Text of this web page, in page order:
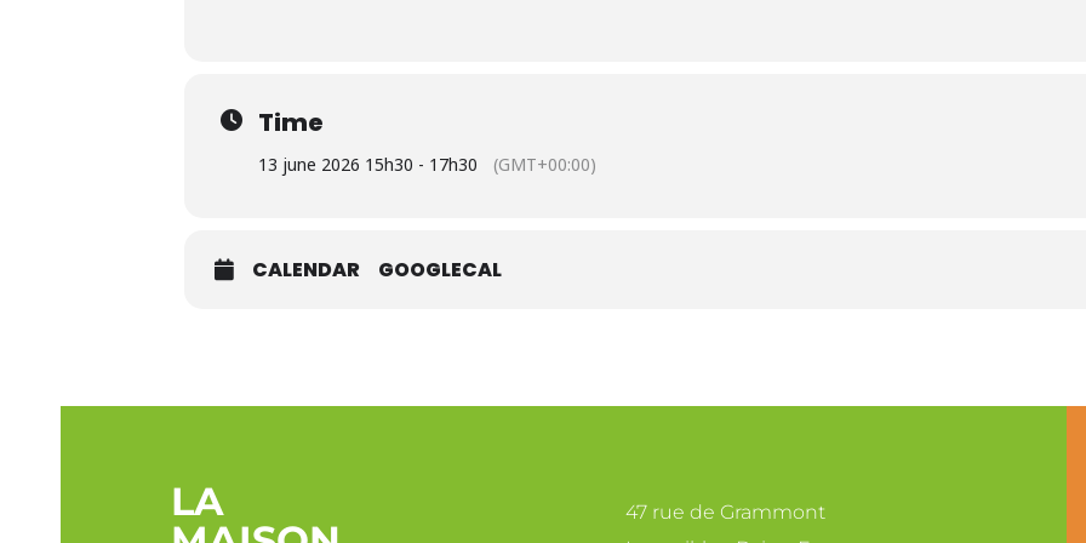
Time
13 june 2026 15h30 - 17h30 (GMT+00:00)
CALENDAR GOOGLECAL
LA
47 rue de Grammont